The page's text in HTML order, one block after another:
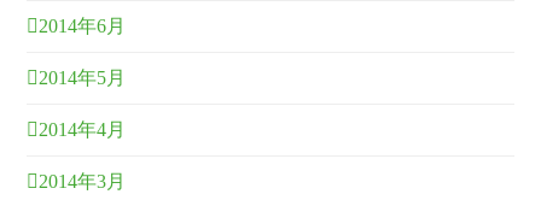
2014年6月
2014年5月
2014年4月
2014年3月